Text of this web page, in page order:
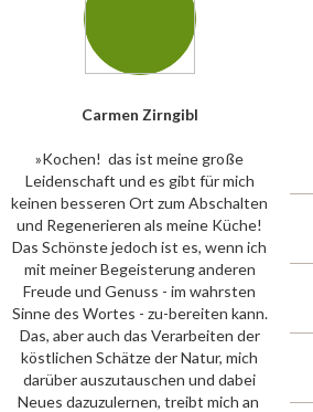
Carmen Zirngibl
»Kochen!  das ist meine große
Leidenschaft und es gibt für mich
keinen besseren Ort zum Abschalten
und Regenerieren als meine Küche!
Das Schönste jedoch ist es, wenn ich
mit meiner Begeisterung anderen
Freude und Genuss - im wahrsten
Sinne des Wortes - zu-bereiten kann.
Das, aber auch das Verarbeiten der
köstlichen Schätze der Natur, mich
darüber auszutauschen und dabei
Neues dazuzulernen, treibt mich an 